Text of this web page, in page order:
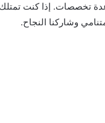
تخصصات. إذا كنت تمتلك
وشاركنا النجاح.